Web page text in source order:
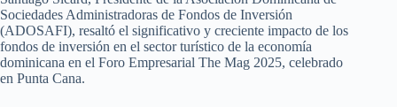
Sociedades Administradoras de Fondos de Inversión
(ADOSAFI), resaltó el significativo y creciente impacto de los
fondos de inversión en el sector turístico de la economía
dominicana en el Foro Empresarial The Mag 2025, celebrado
en Punta Cana.